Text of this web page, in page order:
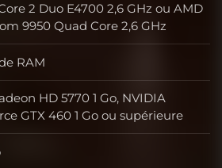
2 Duo E4700 2,6 GHz ou AMD
9950 Quad Core 2,6 GHz
RAM
HD 5770 1 Go, NVIDIA
GTX 460 1 Go ou supérieure